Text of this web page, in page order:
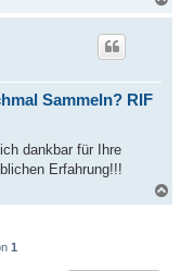
Sammeln? RIF
dankbar für Ihre
Erfahrung!!!
a
1